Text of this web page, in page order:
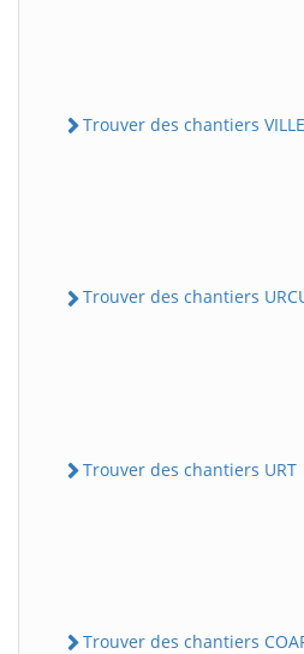
Trouver des chantiers
Trouver des chantiers
Trouver des chantiers URT
Trouver des chantiers